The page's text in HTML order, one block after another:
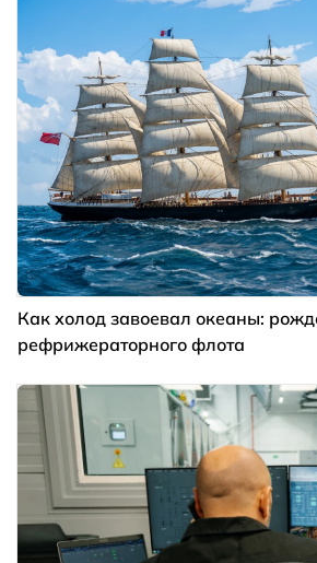
Как холод завоевал океаны:
рефрижераторного флота